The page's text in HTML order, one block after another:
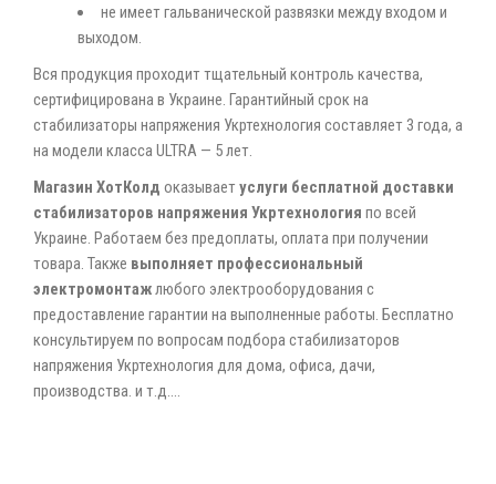
не имеет гальванической развязки между входом и
выходом.
Вся продукция проходит тщательный контроль качества,
сертифицирована в Украине. Гарантийный срок на
стабилизаторы напряжения Укртехнология составляет 3 года, а
на модели класса ULTRA — 5 лет.
Магазин ХотКолд оказывает услуги бесплатной доставки
стабилизаторов напряжения Укртехнология по всей
Украине. Работаем без предоплаты, оплата при получении
товара. Также выполняет профессиональный
электромонтажлюбого электрооборудования с
предоставление гарантии на выполненные работы. Бесплатно
консультируем по вопросам подбора стабилизаторов
напряжения Укртехнология для дома, офиса, дачи,
производства. и т.д....